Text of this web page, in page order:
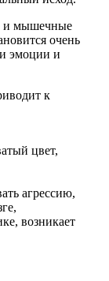
и мышечные
очень
эмоции и
к
цвет,
агрессию,
возникает